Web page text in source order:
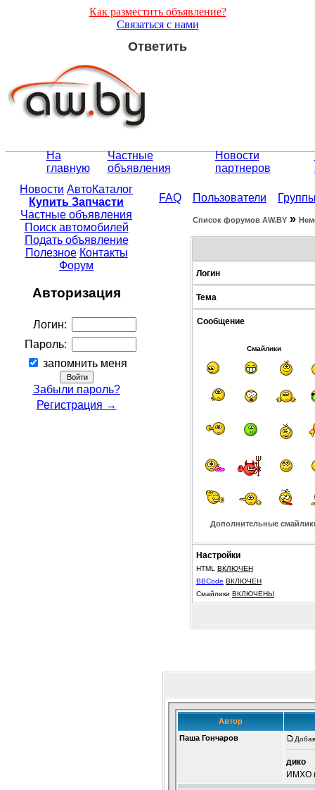
Как разместить объявление?
Связаться с нами
Ответить
На
главную
Частные
объявления
Новости
партнеров
Новости АвтоКаталог
Купить Запчасти
Частные объявления
Поиск автомобилей
Подать объявление
Полезное Контакты
Форум
Авторизация
Логин:
Пароль:
запомнить меня
Забыли пароль?
Регистрация →
FAQ Пользователи
Список форумов АW.BY »
Логин
Тема
Сообщение
Смайлики
Дополнительные
Настройки
HTML ВКЛЮЧЕН
BBCode ВКЛЮЧЕН
Смайлики ВКЛЮЧЕНЫ